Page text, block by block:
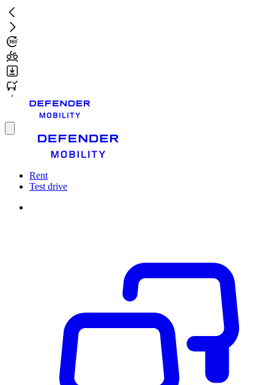
Skip
to
main
content
Toggle
Rent
Test drive